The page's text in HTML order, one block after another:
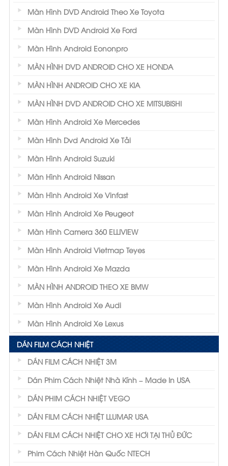
Màn Hình DVD Android Theo Xe Toyota
Màn Hình DVD Android Xe Ford
Màn Hình Android Eononpro
MÀN HÌNH DVD ANDROID CHO XE HONDA
MÀN HÌNH ANDROID CHO XE KIA
MÀN HÌNH DVD ANDROID CHO XE MITSUBISHI
Màn Hình Android Xe Mercedes
Màn Hình Dvd Android Xe Tải
Màn Hình Android Suzuki
Màn Hình Android Nissan
Màn Hình Android Xe Vinfast
Màn Hình Android Xe Peugeot
Màn Hình Camera 360 ELLIVIEW
Màn Hình Android Vietmap Teyes
Màn Hình Android Xe Mazda
MÀN HÌNH ANDROID THEO XE BMW
Màn Hình Android Xe Audi
Màn Hình Android Xe Lexus
DÁN FILM CÁCH NHIỆT
DÁN FILM CÁCH NHIỆT 3M
Dán Phim Cách Nhiệt Nhà Kính – Made In USA
DÁN PHIM CÁCH NHIỆT VEGO
DÁN FILM CÁCH NHIỆT LLUMAR USA
DÁN FILM CÁCH NHIỆT CHO XE HƠI TẠI THỦ ĐỨC
Phim Cách Nhiệt Hàn Quốc NTECH